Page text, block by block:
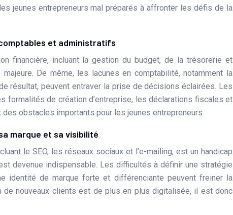
jeunes entrepreneurs mal préparés à affronter les défis de la
et administratifs
financière, incluant la gestion du budget, de la trésorerie et
De même, les lacunes en comptabilité, notamment la
résultat, peuvent entraver la prise de décisions éclairées. Les
formalités de création d’entreprise, les déclarations fiscales et
obstacles importants pour les jeunes entrepreneurs.
marque et sa visibilité
le SEO, les réseaux sociaux et l’e-mailing, est un handicap
devenue indispensable. Les difficultés à définir une stratégie
identité de marque forte et différenciante peuvent freiner la
de nouveaux clients est de plus en plus digitalisée, il est donc